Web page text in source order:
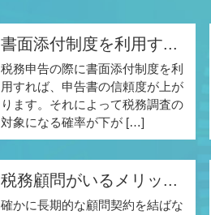
書面添付制度を利用す...
税務申告の際に書面添付制度を利
用すれば、申告書の信頼度が上が
ります。それによって税務調査の
対象になる確率が下が […]
税務顧問がいるメリッ...
確かに長期的な顧問契約を結ばな